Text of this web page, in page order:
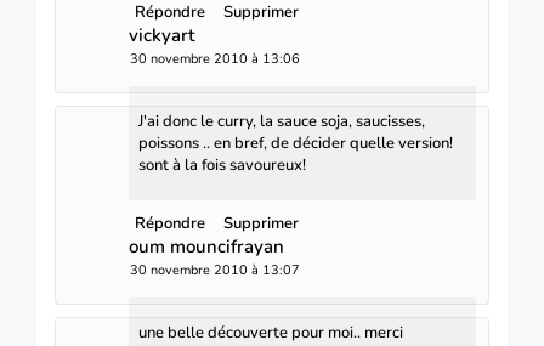
Répondre Supprimer
vickyart
30 novembre 2010 à 13:06
J'ai donc le curry, la sauce soja, saucisses,
poissons .. en bref, de décider quelle version!
sont à la fois savoureux!
Répondre Supprimer
oum mouncifrayan
30 novembre 2010 à 13:07
une belle découverte pour moi.. merci